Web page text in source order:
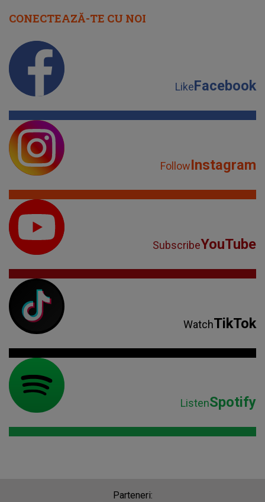
CONECTEAZĂ-TE CU NOI
LikeFacebook
FollowInstagram
SubscribeYouTube
WatchTikTok
ListenSpotify
Parteneri: